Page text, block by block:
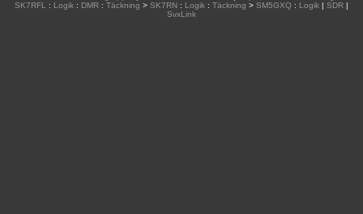
SK7RFL
: Logik : DMR : Täckning > SK7RN : Logik : Täckning > SM5GXQ : Logik | SDR |
SvxLink